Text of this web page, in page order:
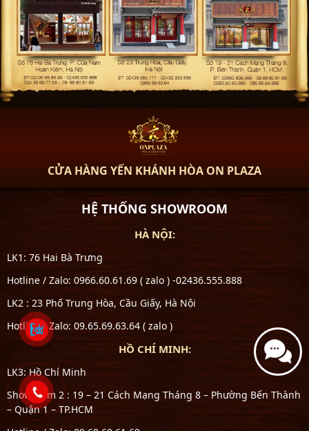
CỬA HÀNG YẾN KHÁNH HÒA ON PLAZA
HỆ THỐNG SHOWROOM
HÀ NỘI:
LK1: 76 Hai Bà Trưng
Hotline / Zalo: 0966.60.61.69 ( zalo ) -02436.555.888
LK2 : 23 Phố Trung Hòa, Cầu Giấy, Hà Nội
Hotline / Zalo: 09.65.69.63.64 ( zalo )
HỒ CHÍ MINH:
LK3: Hồ Chí Minh
Showroom 2 : 19 – 21 Cách Mạng Tháng 8 – Phường Bến Thành
– Quận 1 – TP.HCM